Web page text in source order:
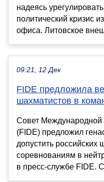
надеясь
политический кризис
офиса. Литовское
09:21, 12 Дек
FIDE предложила
шахматистов в
Совет
(FIDE) предложил
допустить
соревнованиям в
в пресс-службе FIDE.